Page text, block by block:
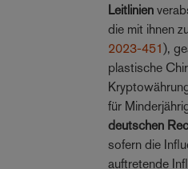
Leitlinien
die mit ihnen
2023-451),
plastische
für
deutschen
sofern die
auftretende